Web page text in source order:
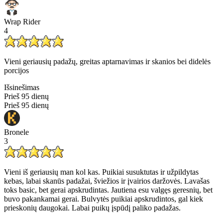
Wrap Rider
4
Vieni geriausių padažų, greitas aptarnavimas ir skanios bei didelės
porcijos
Išsinešimas
Prieš 95 dienų
Prieš 95 dienų
Bronele
3
Vieni iš geriausių man kol kas. Puikiai susuktutas ir užpildytas
kebas, labai skanūs padažai, šviežios ir įvairios daržovės. Lavašas
toks basic, bet gerai apskrudintas. Jautiena esu valgęs geresnių, bet
buvo pakankamai gerai. Bulvytės puikiai apskrudintos, gal kiek
prieskonių daugokai. Labai puikų įspūdį paliko padažas.